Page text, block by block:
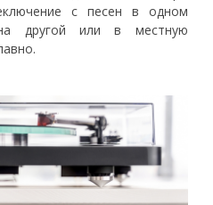
с песен в одном
другой или в местную